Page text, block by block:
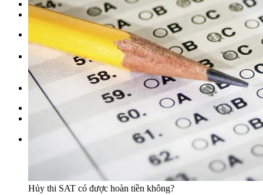
Lịch khai giảng
Thành tích
Tìm kiếm:
Chưa có khóa học yêu thích.
Đặt lịch / Tư vấn
Tìm kiếm:
Hủy thi SAT có được hoàn tiền không?